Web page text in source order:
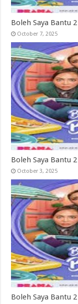
Boleh Saya Bantu
October 7, 2025
Boleh Saya Bantu
October 3, 2025
Boleh Saya Bantu